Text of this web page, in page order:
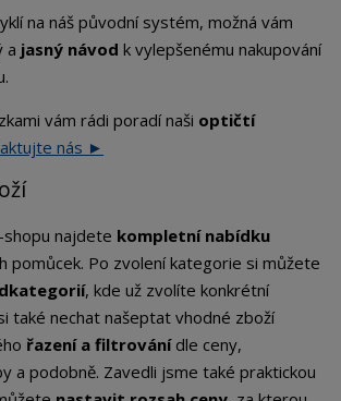
na náš původní systém, možná vám
a jasný návod k vylepšenému nakupování
vám rádi poradí naši optičtí
nás ►
najdete kompletní nabídku
pomůcek. Po zvolení kategorie si můžete
, kde už zvolíte konkrétní
také nechat našeptat vhodné zboží
řazení a filtrovánídle ceny,
a podobně. Zavedli jsme také praktickou